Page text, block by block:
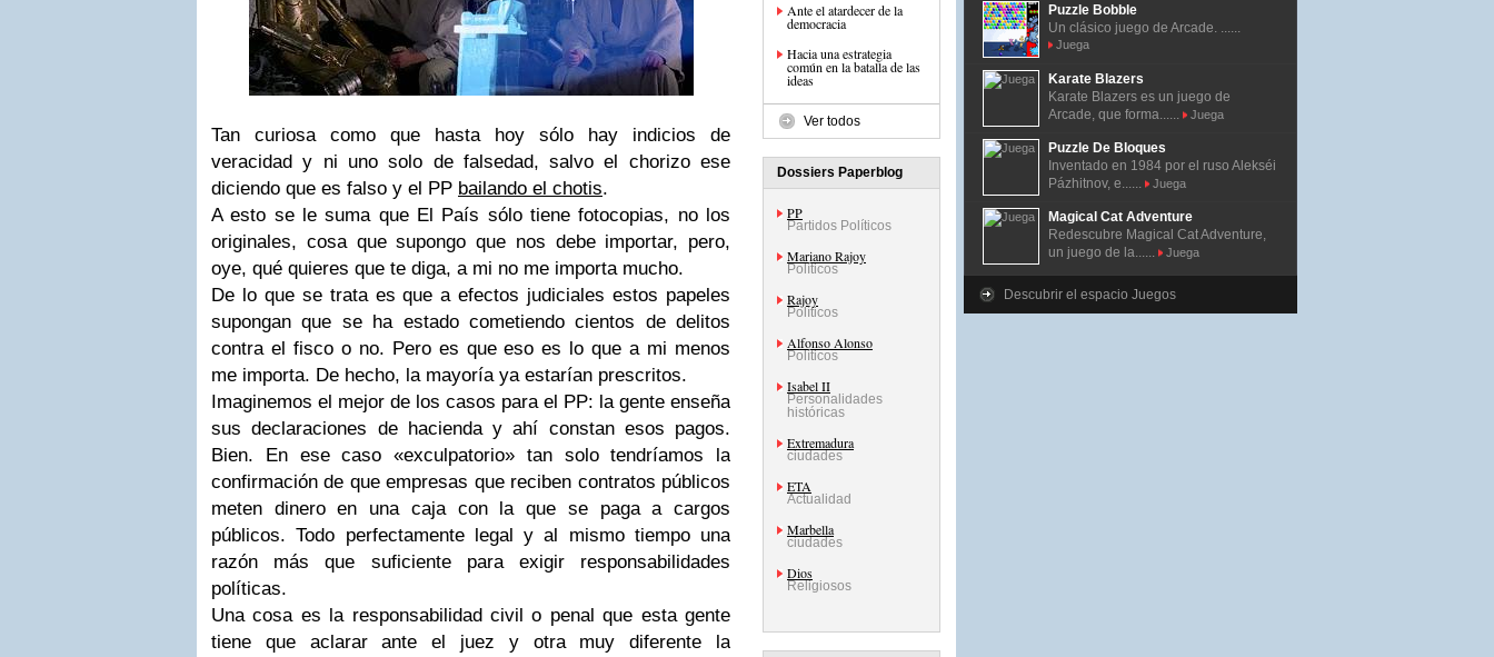
Tan curiosa como que hasta hoy sólo hay indicios de
veracidad y ni uno solo de falsedad, salvo el chorizo ese
diciendo que es falso y el PP bailando el chotis.
A esto se le suma que El País sólo tiene fotocopias, no los
originales, cosa que supongo que nos debe importar, pero,
oye, qué quieres que te diga, a mi no me importa mucho.
De lo que se trata es que a efectos judiciales estos papeles
supongan que se ha estado cometiendo cientos de delitos
contra el fisco o no. Pero es que eso es lo que a mi menos
me importa. De hecho, la mayoría ya estarían prescritos.
Imaginemos el mejor de los casos para el PP: la gente enseña
sus declaraciones de hacienda y ahí constan esos pagos.
Bien. En ese caso «exculpatorio» tan solo tendríamos la
confirmación de que empresas que reciben contratos públicos
meten dinero en una caja con la que se paga a cargos
públicos. Todo perfectamente legal y al mismo tiempo una
razón más que suficiente para exigir responsabilidades
políticas.
Una cosa es la responsabilidad civil o penal que esta gente
tiene que aclarar ante el juez y otra muy diferente la
Ante el atardecer de la
democracia
Hacia una estrategia
común en la batalla de las
ideas
Ver todos
Dossiers Paperblog
PP
Partidos Políticos
Mariano Rajoy
Políticos
Rajoy
Políticos
Alfonso Alonso
Políticos
Isabel II
Personalidades
históricas
Extremadura
ciudades
ETA
Actualidad
Marbella
ciudades
Dios
Religiosos
Puzzle Bobble
Un clásico juego de Arcade. ......
Juega
Karate Blazers
Karate Blazers es un juego de
Arcade, que forma......
Juega
Puzzle De Bloques
Inventado en 1984 por el ruso Alekséi
Pázhitnov, e......
Juega
Magical Cat Adventure
Redescubre Magical Cat Adventure,
un juego de la......
Juega
Descubrir el espacio Juegos